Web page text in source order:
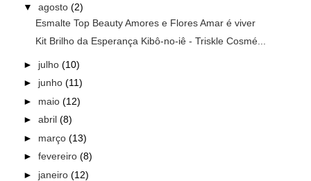
▼ agosto (2)
Esmalte Top Beauty Amores e Flores Amar é viver
Kit Brilho da Esperança Kibô-no-iê - Triskle Cosmé...
► julho (10)
► junho (11)
► maio (12)
► abril (8)
► março (13)
► fevereiro (8)
► janeiro (12)